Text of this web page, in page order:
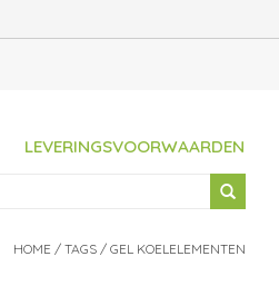
LEVERINGSVOORWAARDEN
HOME / TAGS / GEL KOELELEMENTEN